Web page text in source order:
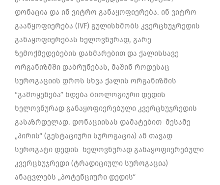
დონაცია და ინ ვიტრო განაყოფიერება. ინ ვიტრო
გაანყოფიერება (IVF) გულისხმობს კვერცხუჯრედის
განაყოფიერებას ხელოვნურად, გარე
ზემოქმედებების დახმარებით და ქალისსავე
ორგანიზმში დაბრუნებას, მაშინ როდესაც
სუროგაციის დროს სხვა ქალის ორგანიზმის
“გამოყენება” ხდება ბიოლოგიური დედის
ხელოვნურად განაყოფიერებული კვერცხუჯრედის
გასაზრდელად. დონაციისას დამატებით მესამე
„პირის“ (გესტაციური სუროგაცია) ან თავად
სუროგატი დედის ხელოვნურად განაყოფიერებული
კვერცხუჯრედი (ტრადიციული სუროგაცია)
ანაცვლებს „პოტენციური დედის“